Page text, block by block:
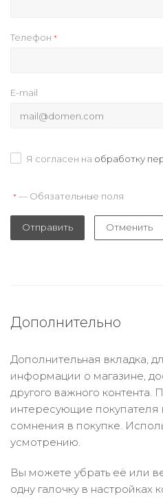
Телефон *
E-mail
Я согласен на обработку
* — Обязательные поля
Отправить Отменить
Дополнительно
Дополнительная вкладка,
информации о магазине,
другого важного контента.
интересующие покупателя
сомнения в покупке.
усмотрению.
Вы можете убрать её или
одну галочку в настройках